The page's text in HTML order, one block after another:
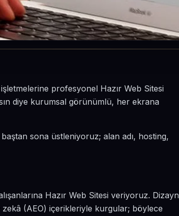
profesyonel Hazır Web Sitesi
diye kurumsal görünümlü, her ekrana
sona üstleniyoruz; alan adı, hosting,
Hazır Web Sitesi veriyoruz. Dizayn
(AEO) içerikleriyle kurgular; böylece